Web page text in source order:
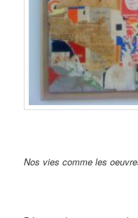
Nos vies comme les